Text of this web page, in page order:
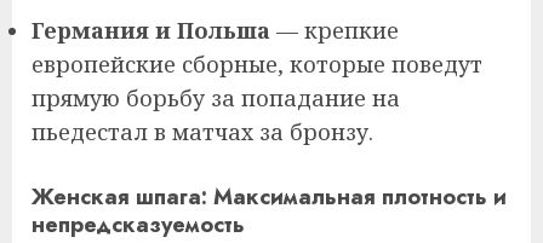
Германия и Польша — крепкие
европейские сборные, которые поведут
прямую борьбу за попадание на
пьедестал в матчах за бронзу.
Женская шпага: Максимальная плотность и
непредсказуемость